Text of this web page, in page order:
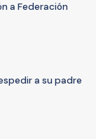
a Federación
a su padre